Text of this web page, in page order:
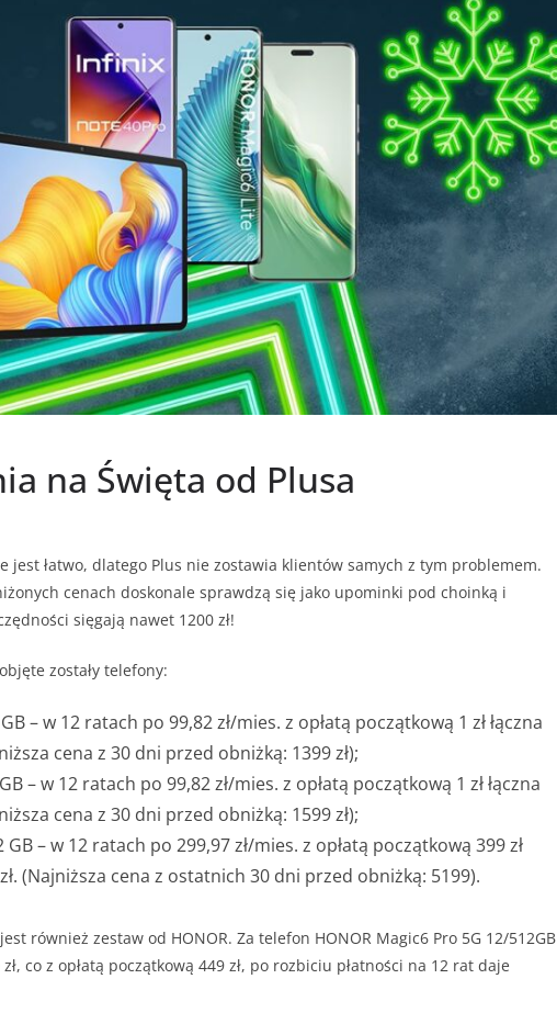
na Święta od Plusa
jest łatwo, dlatego Plus nie zostawia klientów samych z tym problemem.
cenach doskonale sprawdzą się jako upominki pod choinką i
sięgają nawet 1200 zł!
zostały telefony:
– w 12 ratach po 99,82 zł/mies. z opłatą początkową 1 zł łączna
cena z 30 dni przed obniżką: 1399 zł);
– w 12 ratach po 99,82 zł/mies. z opłatą początkową 1 zł łączna
cena z 30 dni przed obniżką: 1599 zł);
– w 12 ratach po 299,97 zł/mies. z opłatą początkową 399 zł
(Najniższa cena z ostatnich 30 dni przed obniżką: 5199).
również zestaw od HONOR. Za telefon HONOR Magic6 Pro 5G 12/512GB
co z opłatą początkową 449 zł, po rozbiciu płatności na 12 rat daje